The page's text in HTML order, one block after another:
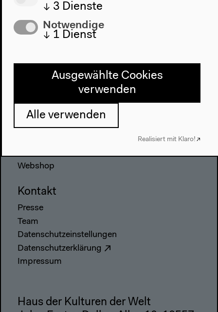
Das Anthropozän am HKW
Webshop
Kontakt
Presse
Team
Datenschutzeinstellungen
Datenschutzerklärung
Impressum
Haus der Kulturen der Welt
↓ 3 Dienste
Notwendige
↓ 1 Dienst
Ausgewählte Cookies
verwenden
Alle verwenden
Realisiert mit Klaro!